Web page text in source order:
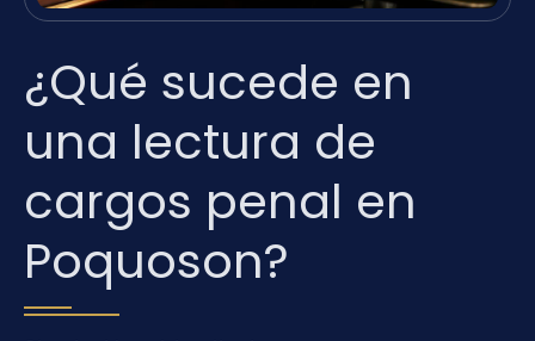
¿Qué sucede en
una lectura de
cargos penal en
Poquoson?